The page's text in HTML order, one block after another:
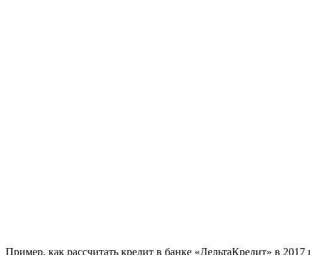
Пример, как рассчитать кредит в банке «ДельтаКредит» в 2017